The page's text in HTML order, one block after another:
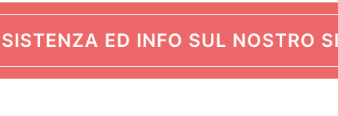
ED INFO SUL NOSTRO